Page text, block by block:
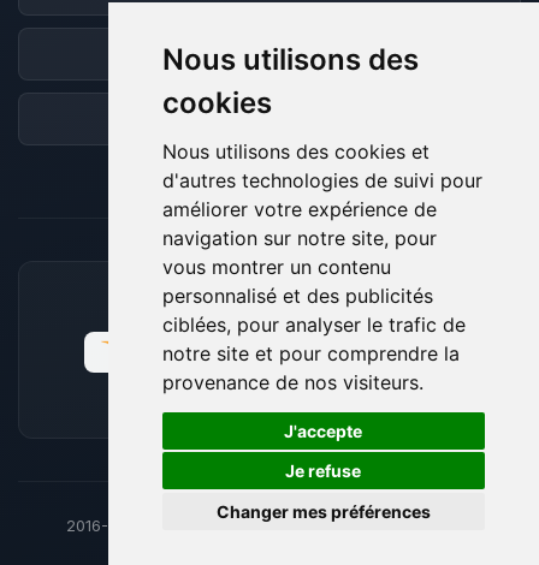
Nous utilisons des
cookies
Nous utilisons des cookies et
d'autres technologies de suivi pour
améliorer votre expérience de
navigation sur notre site, pour
vous montrer un contenu
personnalisé et des publicités
ciblées, pour analyser le trafic de
notre site et pour comprendre la
provenance de nos visiteurs.
J'accepte
Je refuse
Changer mes préférences
Discord
Forum
MOYENS DE PAIEMENT ACCEPTÉS
2016-26 © BoxToPlay - ByteLogic tous droits réservés
🍪